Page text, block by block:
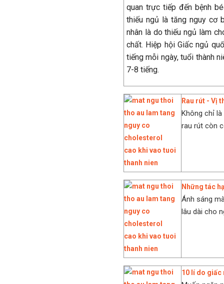
quan trực tiếp đến bệnh
thiếu ngủ là tăng nguy cơ
nhân là do thiếu ngủ làm
chất. Hiệp hội Giấc ngủ
tiếng mỗi ngày, tuổi thành
7-8 tiếng.
Rau rút - Vị
Không chỉ
rau rút còn
Những tác
Ánh sáng
lâu dài cho
10 lí do giấc